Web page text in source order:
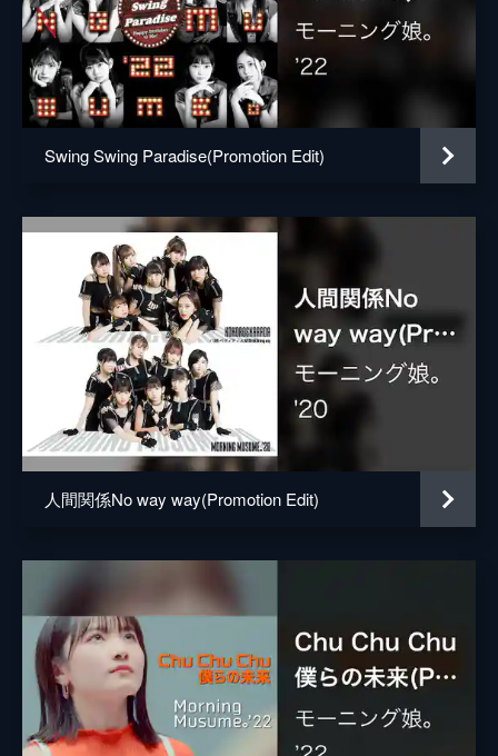
Swing Swing Paradise(Promotion Edit)
人間関係No way way(Promotion Edit)